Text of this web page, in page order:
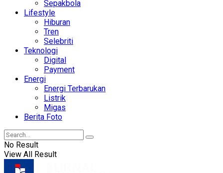
Sepakbola
Lifestyle
Hiburan
Tren
Selebriti
Teknologi
Digital
Payment
Energi
Energi Terbarukan
Listrik
Migas
Berita Foto
No Result
View All Result